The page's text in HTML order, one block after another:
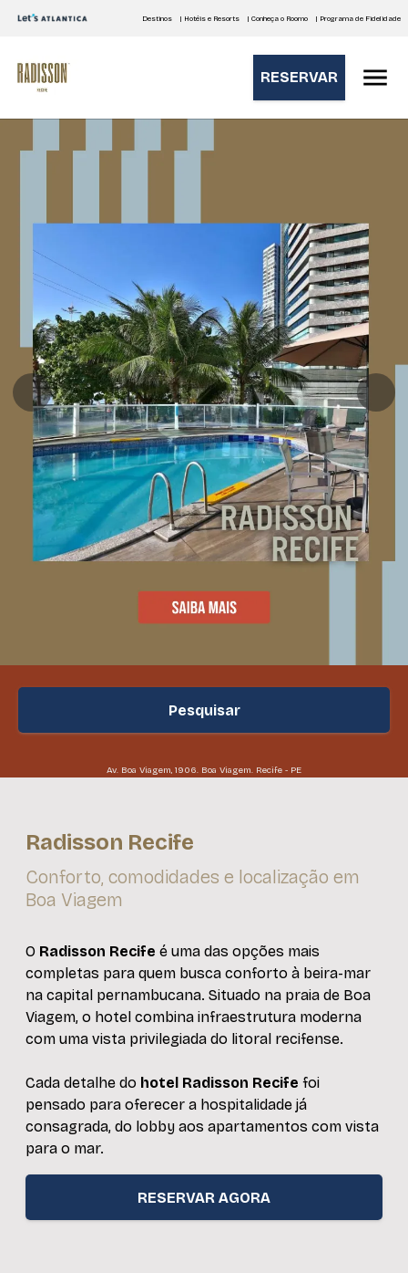
Destinos | Hotéis e Resorts | Conheça o Roomo | Programa de Fidelidade
RESERVAR
Pesquisar
Av. Boa Viagem, 1906. Boa Viagem. Recife - PE
Radisson Recife
Conforto, comodidades e localização em
Boa Viagem
O Radisson Recife é uma das opções mais
completas para quem busca conforto à beira-mar
na capital pernambucana. Situado na praia de Boa
Viagem, o hotel combina infraestrutura moderna
com uma vista privilegiada do litoral recifense.
Cada detalhe do hotel Radisson Recife foi
pensado para oferecer a hospitalidade já
consagrada, do lobby aos apartamentos com vista
para o mar.
RESERVAR AGORA